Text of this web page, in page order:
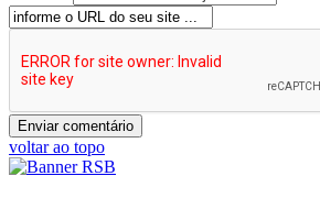
voltar ao topo